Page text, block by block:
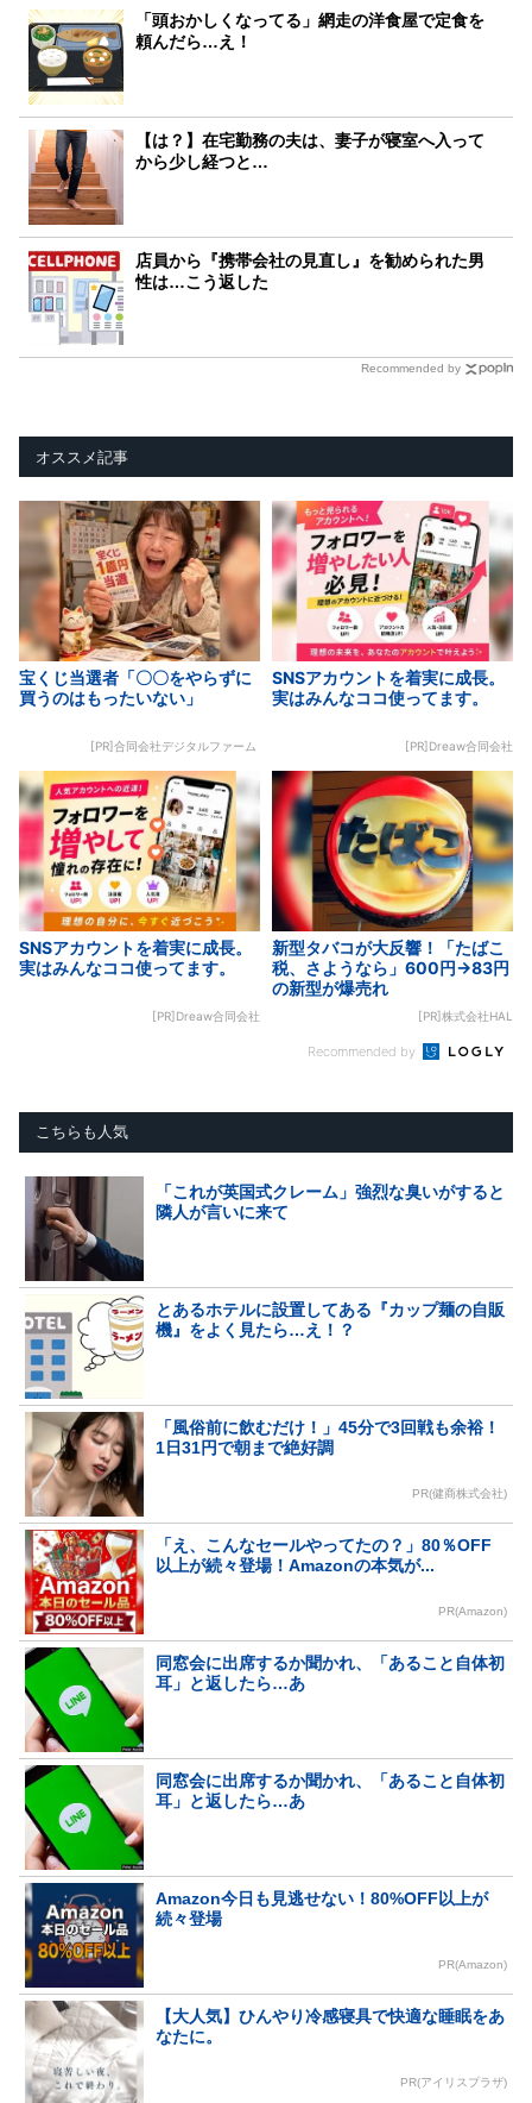
「頭おかしくなってる」網走の洋食屋で定食を
頼んだら…え！
【は？】在宅勤務の夫は、妻子が寝室へ入って
から少し経つと…
店員から『携帯会社の見直し』を勧められた男
性は…こう返した
Recommended by
オススメ記事
宝くじ当選者「〇〇をやらずに
買うのはもったいない」
[PR]合同会社デジタルファーム
SNSアカウントを着実に成長。
実はみんなココ使ってます。
[PR]Dreaw合同会社
SNSアカウントを着実に成長。
実はみんなココ使ってます。
[PR]Dreaw合同会社
新型タバコが大反響！「たばこ
税、さようなら」600円→83円
の新型が爆売れ
[PR]株式会社HAL
Recommended by
こちらも人気
「これが英国式クレーム」強烈な臭いがすると
隣人が言いに来て
とあるホテルに設置してある『カップ麺の自販
機』をよく見たら…え！？
「風俗前に飲むだけ！」45分で3回戦も余裕！
1日31円で朝まで絶好調
PR(健商株式会社)
「え、こんなセールやってたの？」80％OFF
以上が続々登場！Amazonの本気が...
PR(Amazon)
同窓会に出席するか聞かれ、「あること自体初
耳」と返したら…あ
同窓会に出席するか聞かれ、「あること自体初
耳」と返したら…あ
Amazon今日も見逃せない！80%OFF以上が
続々登場
PR(Amazon)
【大人気】ひんやり冷感寝具で快適な睡眠をあ
なたに。
PR(アイリスプラザ)